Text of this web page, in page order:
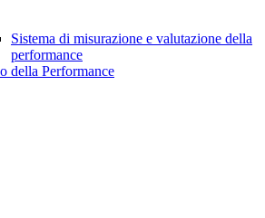
Sistema di misurazione e valutazione della
performance
della Performance